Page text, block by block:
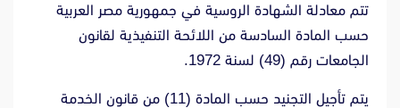
تتم معادلة الشهادة الروسية في جمهورية مصر العربية
حسب المادة السادسة من اللائحة التنفيذية لقانون
الجامعات رقم (49) لسنة 1972.
يتم تأجيل التجنيد حسب المادة (11) من قانون الخدمة